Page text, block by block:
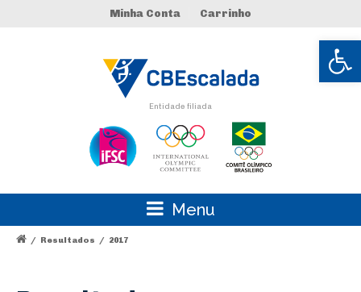
Abrir
Minha Conta Carrinho
Entidade filiada
Menu
/ Resultados / 2017